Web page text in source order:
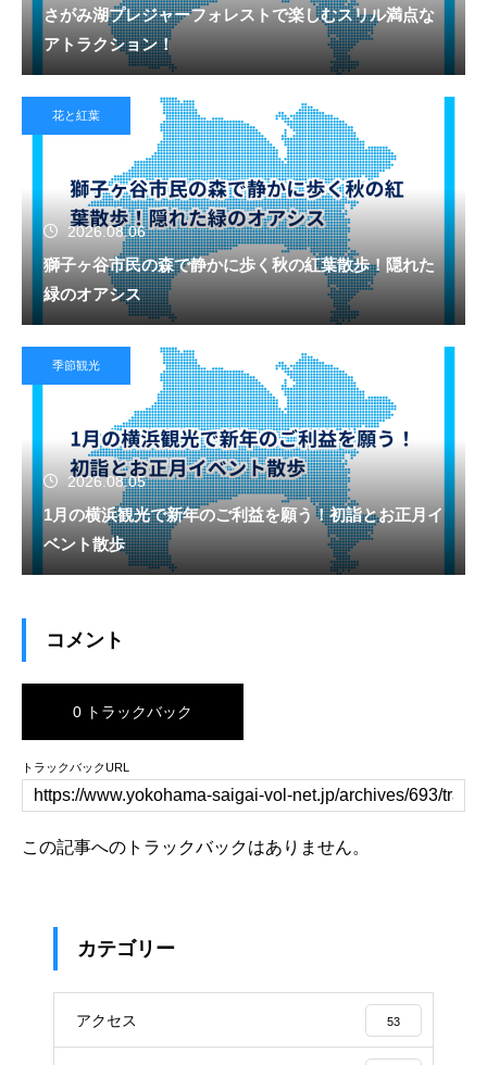
さがみ湖プレジャーフォレストで楽しむスリル満点な
アトラクション！
花と紅葉
2026.08.06
獅子ヶ谷市民の森で静かに歩く秋の紅葉散歩！隠れた
緑のオアシス
季節観光
2026.08.05
1月の横浜観光で新年のご利益を願う！初詣とお正月イ
ベント散歩
コメント
0 トラックバック
トラックバックURL
この記事へのトラックバックはありません。
カテゴリー
アクセス 53